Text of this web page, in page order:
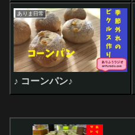
ありま日常
♪ コーンパン♪